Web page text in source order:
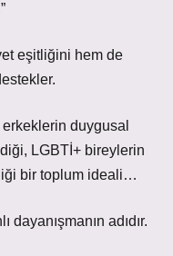
eşitliğini hem de
duygusal
LGBTİ+ bireylerin
bir toplum ideali…
dayanışmanın adıdır.